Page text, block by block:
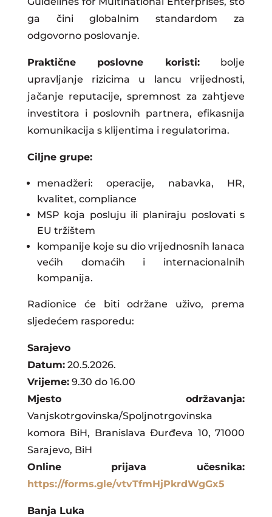
ga čini globalnim standardom za
odgovorno poslovanje.
Praktične poslovne koristi:bolje
upravljanje rizicima u lancu vrijednosti,
jačanje reputacije, spremnost za zahtjeve
investitora i poslovnih partnera, efikasnija
komunikacija s klijentima i regulatorima.
Ciljne grupe:
menadžeri: operacije, nabavka, HR,
kvalitet, compliance
MSP koja posluju ili planiraju poslovati s
EU tržištem
kompanije koje su dio vrijednosnih lanaca
većih domaćih i internacionalnih
kompanija.
Radionice će biti održane uživo, prema
sljedećem rasporedu:
Sarajevo
Datum:20.5.2026.
Vrijeme:9.30 do 16.00
Mjesto održavanja:
Vanjskotrgovinska/Spoljnotrgovinska
komora BiH, Branislava Đurđeva 10, 71000
Sarajevo, BiH
Online prijava učesnika:
https://forms.gle/vtvTfmHjPkrdWgGx5
Banja Luka